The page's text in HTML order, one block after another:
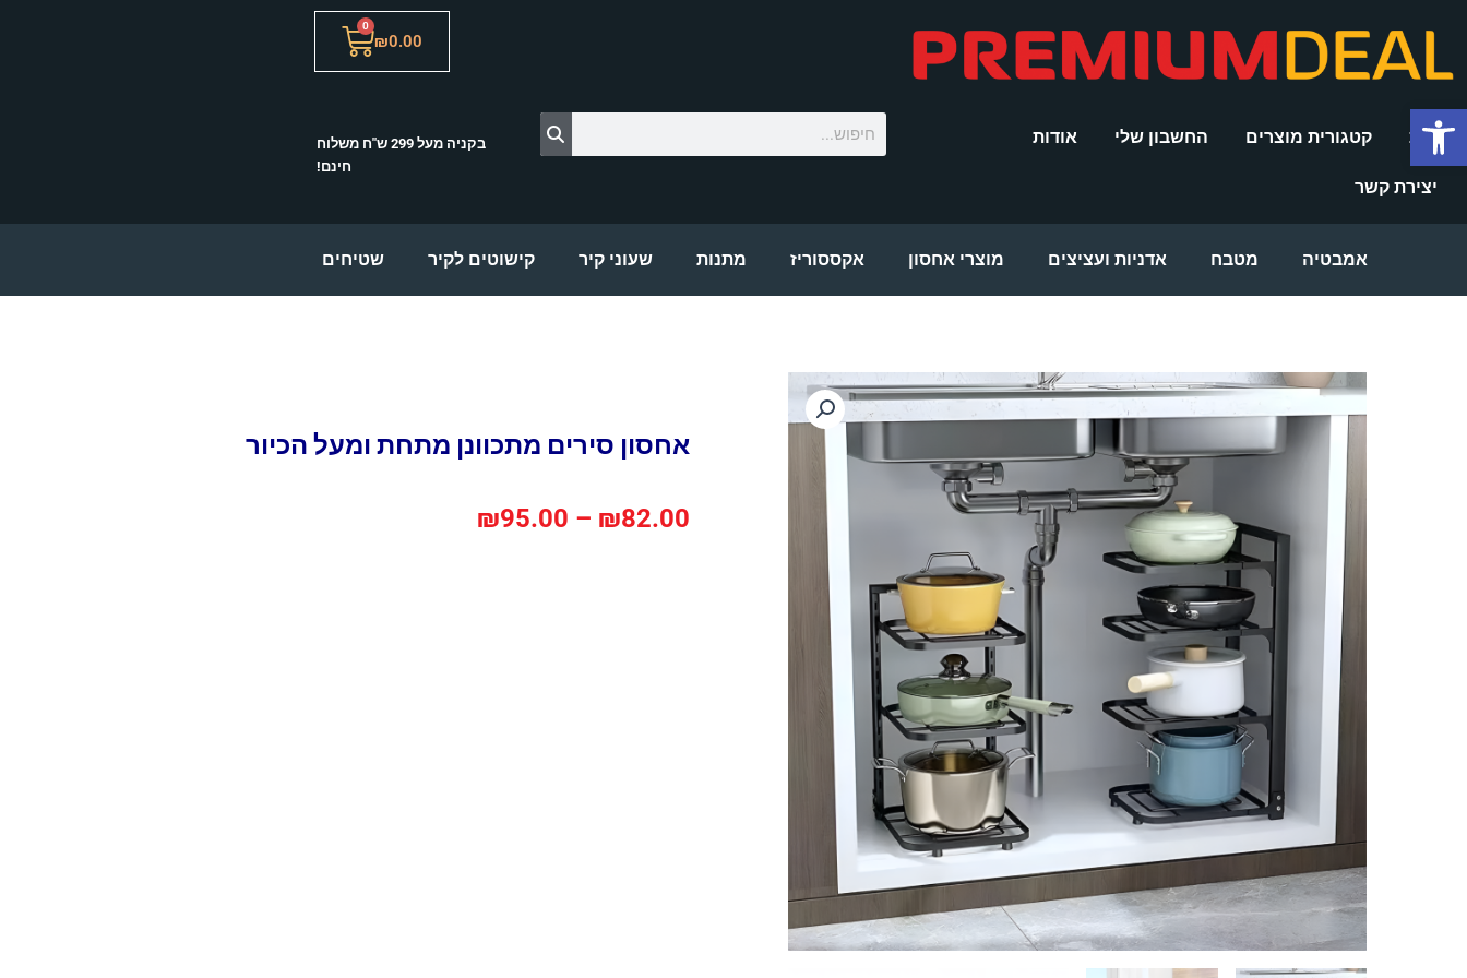
פתח סרגל נגישות
בית קטגורית מוצרים החשבון שלי אודות
יצירת קשר
₪0.00
0
עגלת
קניות
בקניה מעל 299 ש"ח משלוח
חינם!
אמבטיה מטבח אדניות ועציצים מוצרי אחסון אקססוריז מתנות שעוני קיר קישוטים לקיר שטיחים
אחסון סירים מתכוונן מתחת ומעל הכיור
₪82.00
–
₪95.00